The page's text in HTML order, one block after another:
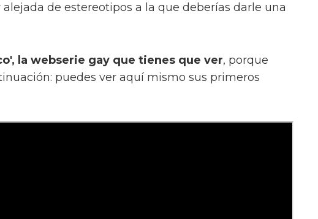
de estereotipos a la que deberías darle una
la webserie gay que tienes que ver, porque
puedes ver aquí mismo sus primeros